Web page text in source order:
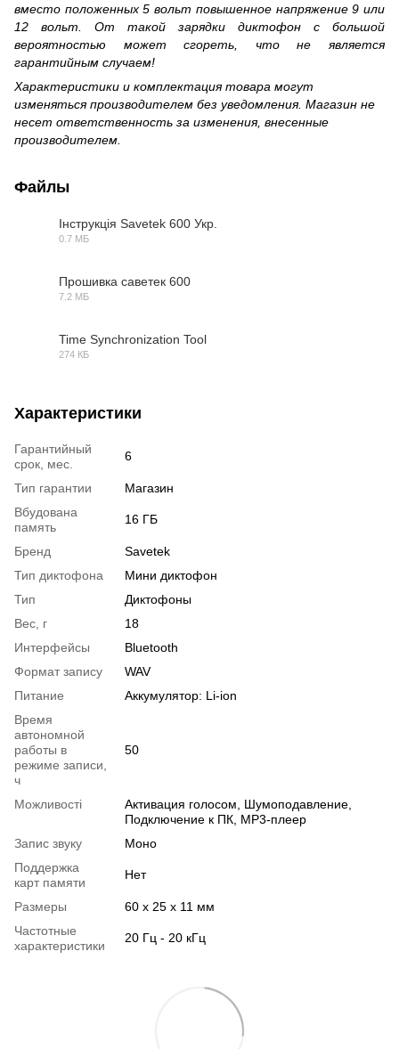
вместо положенных 5 вольт повышенное напряжение 9 или
12 вольт. От такой зарядки диктофон с большой
вероятностью может сгореть, что не является
гарантийным случаем!
Характеристики и комплектация товара могут
изменяться производителем без уведомления. Магазин не
несет ответственность за изменения, внесенные
производителем.
Файлы
Інструкція Savetek 600 Укр.
0.7 МБ
Прошивка саветек 600
7.2 МБ
Time Synchronization Tool
274 КБ
Характеристики
Гарантийный
срок, мес.
6
Тип гарантии
Магазин
Вбудована
память
16 ГБ
Бренд
Savetek
Тип диктофона
Мини диктофон
Тип
Диктофоны
Вес, г
18
Интерфейсы
Bluetooth
Формат запису
WAV
Питание
Аккумулятор: Li-ion
Время
автономной
работы в
режиме записи,
ч
50
Можливості
Активация голосом, Шумоподавление,
Подключение к ПК, MP3-плеер
Запис звуку
Моно
Поддержка
карт памяти
Нет
Размеры
60 x 25 x 11 мм
Частотные
характеристики
20 Гц - 20 кГц